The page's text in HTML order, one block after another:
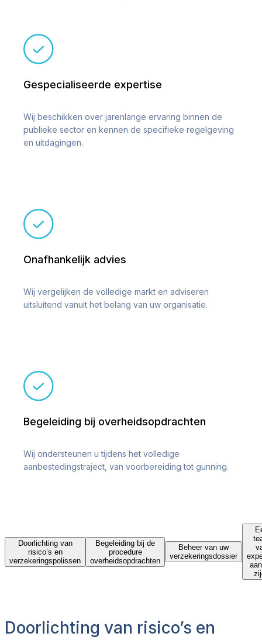
Gespecialiseerde expertise
Wij beschikken over jarenlange ervaring binnen de
publieke sector en kennen de specifieke regelgeving
en uitdagingen.
Onafhankelijk advies
Wij vergelijken de volledige markt en adviseren
uitsluitend vanuit het belang van uw organisatie.
Begeleiding bij overheidsopdrachten
Wij ondersteunen u tijdens het volledige
aanbestedingstraject, van voorbereiding tot gunning.
Doorlichting van
risico’s en
verzekeringspolissen
Begeleiding bij de
procedure
overheidsopdrachten
Beheer van uw
verzekeringsdossier
Doorlichting van risico’s en